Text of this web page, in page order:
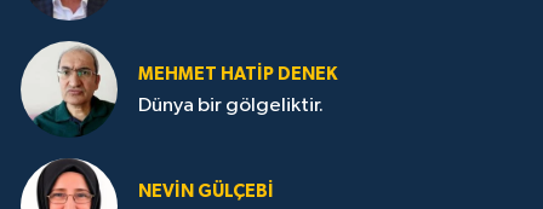
MEHMET HATİP DENEK
Dünya bir gölgeliktir.
NEVİN GÜLÇEBİ